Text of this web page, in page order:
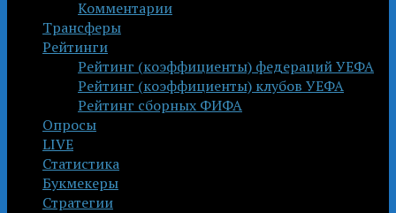
Комментарии
Трансферы
Рейтинги
Рейтинг (коэффициенты) федераций УЕФА
Рейтинг (коэффициенты) клубов УЕФА
Рейтинг сборных ФИФА
Опросы
LIVE
Статистика
Букмекеры
Стратегии